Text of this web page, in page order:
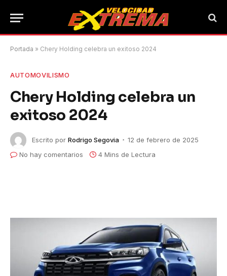
Portada » Chery Holding celebra un exitoso 2024
AUTOMOVILISMO
Chery Holding celebra un
exitoso 2024
Escrito por Rodrigo Segovia
12 de febrero de 2025
No hay comentarios
4 Mins de Lectura